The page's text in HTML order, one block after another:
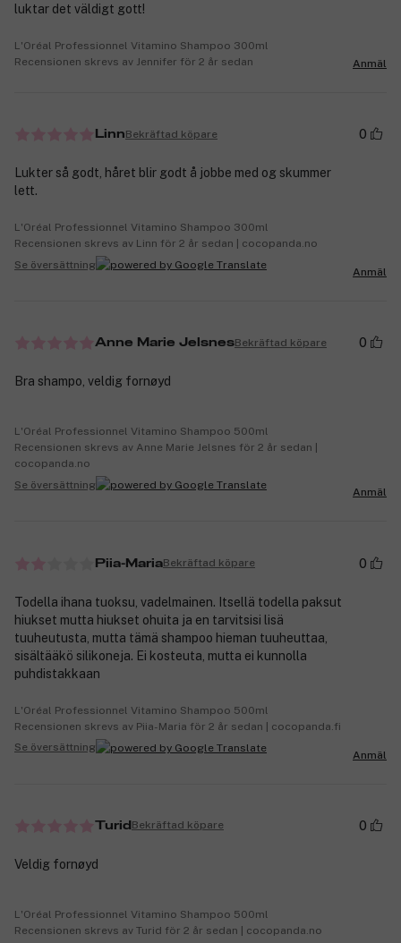
luktar det väldigt gott!
L'Oréal Professionnel Vitamino Shampoo 300ml
Recensionen skrevs av Jennifer för 2 år sedan
Anmäl
LinnBekräftad köpare 0
Lukter så godt, håret blir godt å jobbe med og skummer
lett.
L'Oréal Professionnel Vitamino Shampoo 300ml
Recensionen skrevs av Linn för 2 år sedan | cocopanda.no
Se översättning
Anmäl
Anne Marie JelsnesBekräftad köpare 0
Bra shampo, veldig fornøyd
L'Oréal Professionnel Vitamino Shampoo 500ml
Recensionen skrevs av Anne Marie Jelsnes för 2 år sedan |
cocopanda.no
Se översättning
Anmäl
Piia-MariaBekräftad köpare 0
Todella ihana tuoksu, vadelmainen. Itsellä todella paksut
hiukset mutta hiukset ohuita ja en tarvitsisi lisä
tuuheutusta, mutta tämä shampoo hieman tuuheuttaa,
sisältääkö silikoneja. Ei kosteuta, mutta ei kunnolla
puhdistakkaan
L'Oréal Professionnel Vitamino Shampoo 500ml
Recensionen skrevs av Piia-Maria för 2 år sedan | cocopanda.fi
Se översättning
Anmäl
Turid Bekräftad köpare 0
Veldig fornøyd
L'Oréal Professionnel Vitamino Shampoo 500ml
Recensionen skrevs av Turid för 2 år sedan | cocopanda.no